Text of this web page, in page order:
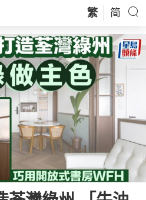
繁 简